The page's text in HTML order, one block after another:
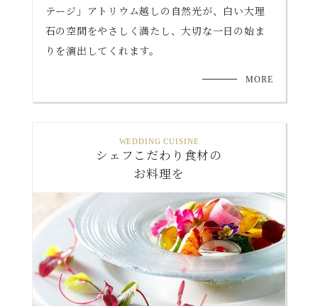
テージ」アトリウム越しの自然光が、白い大理
石の空間をやさしく満たし、大切な一日の始ま
りを演出してくれます。
MORE
WEDDING CUISINE
シェフこだわり食材の
お料理を